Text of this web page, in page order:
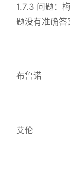
1.7.3 问题：
题没有准确答
布鲁诺
艾伦